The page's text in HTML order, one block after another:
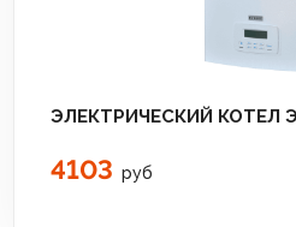
ЭЛЕКТРИЧЕСКИЙ КОТЕЛ
4103 руб